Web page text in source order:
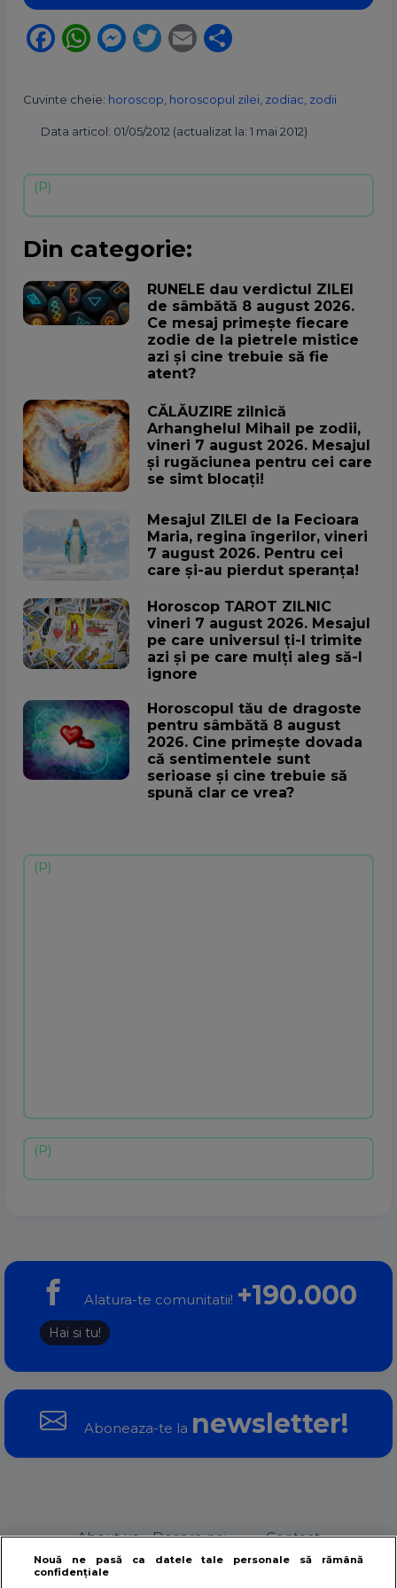
Facebook
WhatsApp
Messenger
Twitter
Email
Cuvinte cheie: horoscop horoscopul zilei zodiac zodii
Data articol: 01/05/2012 (actualizat la: 1 mai 2012)
Din categorie:
RUNELE dau verdictul ZILEI
de sâmbătă 8 august 2026.
Ce mesaj primește fiecare
zodie de la pietrele mistice
azi și cine trebuie să fie
atent?
CĂLĂUZIRE zilnică
Arhanghelul Mihail pe zodii,
vineri 7 august 2026. Mesajul
și rugăciunea pentru cei care
se simt blocați!
Mesajul ZILEI de la Fecioara
Maria, regina îngerilor, vineri
7 august 2026. Pentru cei
care și-au pierdut speranța!
Horoscop TAROT ZILNIC
vineri 7 august 2026. Mesajul
pe care universul ți-l trimite
azi și pe care mulți aleg să-l
ignore
Horoscopul tău de dragoste
pentru sâmbătă 8 august
2026. Cine primește dovada
că sentimentele sunt
serioase și cine trebuie să
spună clar ce vrea?
Alatura-te comunitatii! +190.000
Hai si tu!
Aboneaza-te la newsletter!
About us – Despre noi Contact
Nouă ne pasă ca datele tale personale să rămână
confidențiale